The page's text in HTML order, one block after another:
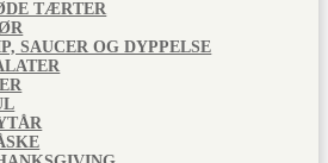
TÆRTER
SAUCER OG DYPPELSE